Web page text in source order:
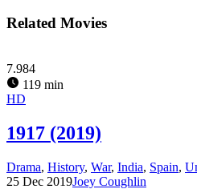
Related Movies
7.984
119 min
HD
1917 (2019)
Drama, History, War, India, Spain,
25 Dec 2019Joey Coughlin